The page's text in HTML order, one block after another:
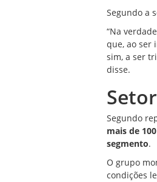
Segundo a
“Na
que, ao ser
sim, a ser
disse.
Segundo
mais de
segmento.
O grupo
condições